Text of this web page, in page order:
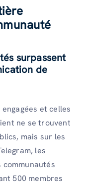
surpassent
de
et celles
ne se trouvent
mais sur les
les
communautés
500 membres